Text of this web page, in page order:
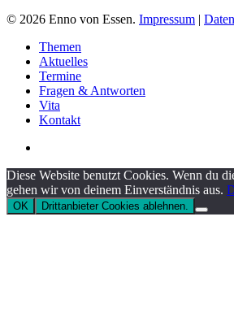
© 2026 Enno von Essen. Impressum |
Close
Menu
Themen
Aktuelles
Termine
Fragen & Antworten
Vita
Kontakt
Diese Website benutzt Cookies. Wenn du
gehen wir von deinem Einverständnis aus.
OK Drittanbieter Cookies ablehnen.